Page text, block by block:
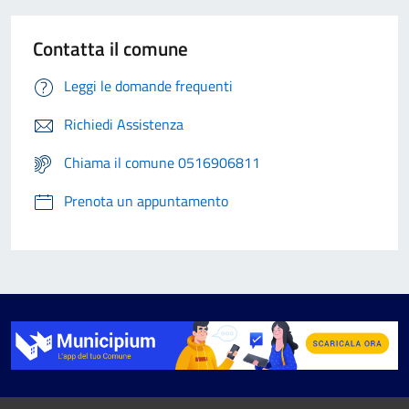
Contatta il comune
Leggi le domande frequenti
Richiedi Assistenza
Chiama il comune 0516906811
Prenota un appuntamento